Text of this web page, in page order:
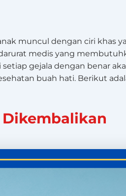
muncul dengan ciri khas
medis yang
gejala dengan benar
buah hati. Berikut
Dikembalikan